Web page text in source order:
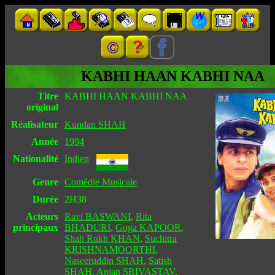
KABHI HAAN KABHI NAA
Titre
original
KABHI HAAN KABHI NAA
Réalisateur Kundan SHAH
Année
1994
Nationalité Indien
Genre Comédie Musicale
Durée
2H38
Acteurs
principaux
Ravi BASWANI, Rita
BHADURI, Goga KAPOOR,
Shah Rukh KHAN, Suchitra
KRISHNAMOORTHI,
Naseeruddin SHAH, Satish
SHAH, Anjan SRIVASTAV,